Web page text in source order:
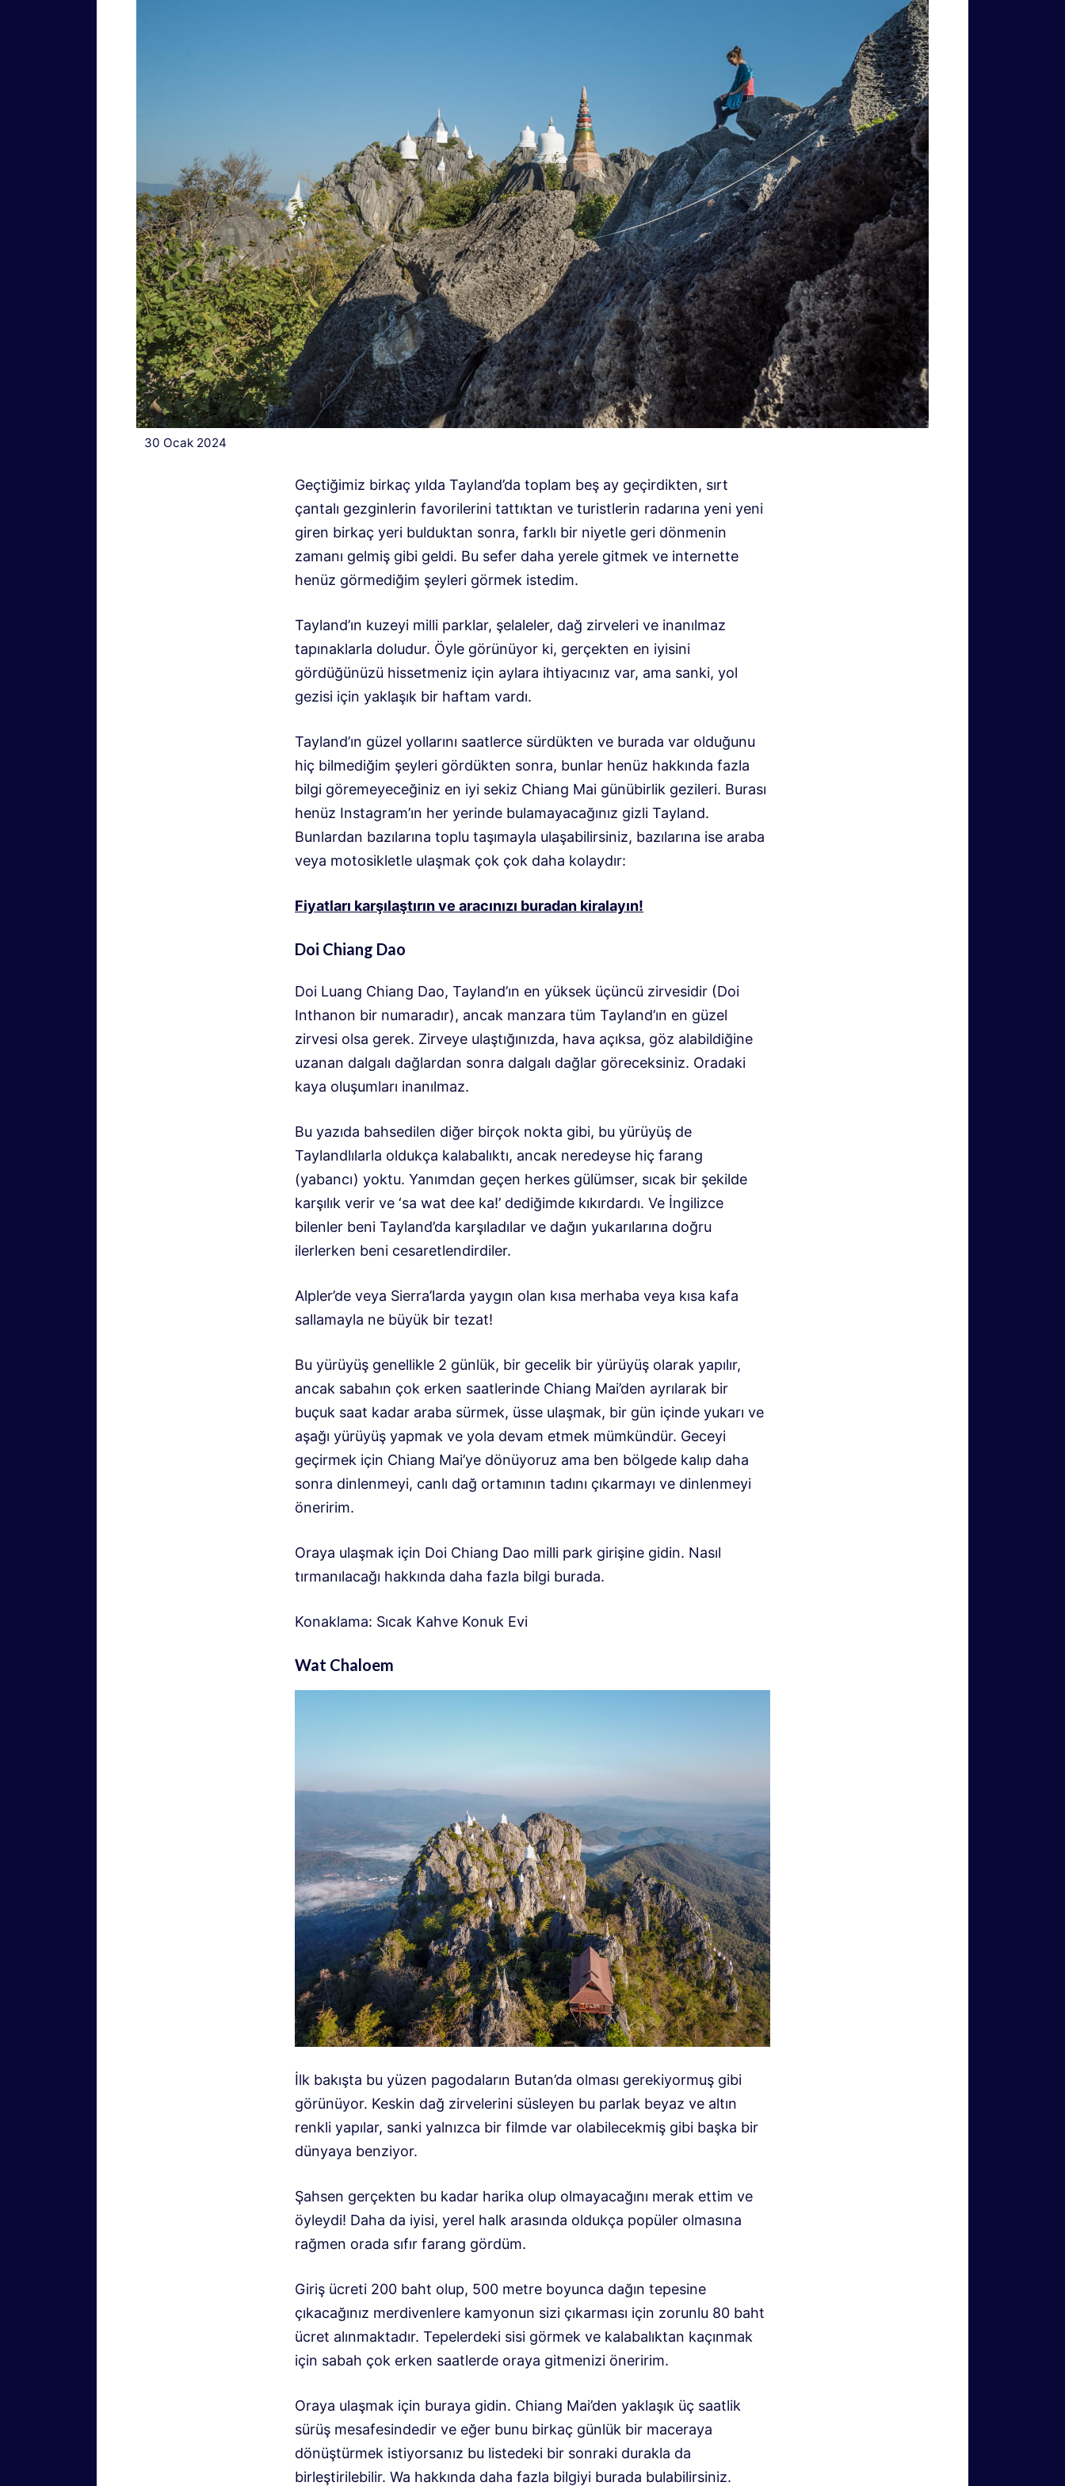
30 Ocak 2024
Geçtiğimiz birkaç yılda Tayland’da toplam beş ay geçirdikten, sırt
çantalı gezginlerin favorilerini tattıktan ve turistlerin radarına yeni yeni
giren birkaç yeri bulduktan sonra, farklı bir niyetle geri dönmenin
zamanı gelmiş gibi geldi. Bu sefer daha yerele gitmek ve internette
henüz görmediğim şeyleri görmek istedim.
Tayland’ın kuzeyi milli parklar, şelaleler, dağ zirveleri ve inanılmaz
tapınaklarla doludur. Öyle görünüyor ki, gerçekten en iyisini
gördüğünüzü hissetmeniz için aylara ihtiyacınız var, ama sanki, yol
gezisi için yaklaşık bir haftam vardı.
Tayland’ın güzel yollarını saatlerce sürdükten ve burada var olduğunu
hiç bilmediğim şeyleri gördükten sonra, bunlar henüz hakkında fazla
bilgi göremeyeceğiniz en iyi sekiz Chiang Mai günübirlik gezileri. Burası
henüz Instagram’ın her yerinde bulamayacağınız gizli Tayland.
Bunlardan bazılarına toplu taşımayla ulaşabilirsiniz, bazılarına ise araba
veya motosikletle ulaşmak çok çok daha kolaydır:
Fiyatları karşılaştırın ve aracınızı buradan kiralayın!
Doi Chiang Dao
Doi Luang Chiang Dao, Tayland’ın en yüksek üçüncü zirvesidir (Doi
Inthanon bir numaradır), ancak manzara tüm Tayland’ın en güzel
zirvesi olsa gerek. Zirveye ulaştığınızda, hava açıksa, göz alabildiğine
uzanan dalgalı dağlardan sonra dalgalı dağlar göreceksiniz. Oradaki
kaya oluşumları inanılmaz.
Bu yazıda bahsedilen diğer birçok nokta gibi, bu yürüyüş de
Taylandlılarla oldukça kalabalıktı, ancak neredeyse hiç farang
(yabancı) yoktu. Yanımdan geçen herkes gülümser, sıcak bir şekilde
karşılık verir ve ‘sa wat dee ka!’ dediğimde kıkırdardı. Ve İngilizce
bilenler beni Tayland’da karşıladılar ve dağın yukarılarına doğru
ilerlerken beni cesaretlendirdiler.
Alpler’de veya Sierra’larda yaygın olan kısa merhaba veya kısa kafa
sallamayla ne büyük bir tezat!
Bu yürüyüş genellikle 2 günlük, bir gecelik bir yürüyüş olarak yapılır,
ancak sabahın çok erken saatlerinde Chiang Mai’den ayrılarak bir
buçuk saat kadar araba sürmek, üsse ulaşmak, bir gün içinde yukarı ve
aşağı yürüyüş yapmak ve yola devam etmek mümkündür. Geceyi
geçirmek için Chiang Mai’ye dönüyoruz ama ben bölgede kalıp daha
sonra dinlenmeyi, canlı dağ ortamının tadını çıkarmayı ve dinlenmeyi
öneririm.
Oraya ulaşmak için Doi Chiang Dao milli park girişine gidin. Nasıl
tırmanılacağı hakkında daha fazla bilgi burada.
Konaklama: Sıcak Kahve Konuk Evi
Wat Chaloem
İlk bakışta bu yüzen pagodaların Butan’da olması gerekiyormuş gibi
görünüyor. Keskin dağ zirvelerini süsleyen bu parlak beyaz ve altın
renkli yapılar, sanki yalnızca bir filmde var olabilecekmiş gibi başka bir
dünyaya benziyor.
Şahsen gerçekten bu kadar harika olup olmayacağını merak ettim ve
öyleydi! Daha da iyisi, yerel halk arasında oldukça popüler olmasına
rağmen orada sıfır farang gördüm.
Giriş ücreti 200 baht olup, 500 metre boyunca dağın tepesine
çıkacağınız merdivenlere kamyonun sizi çıkarması için zorunlu 80 baht
ücret alınmaktadır. Tepelerdeki sisi görmek ve kalabalıktan kaçınmak
için sabah çok erken saatlerde oraya gitmenizi öneririm.
Oraya ulaşmak için buraya gidin. Chiang Mai’den yaklaşık üç saatlik
sürüş mesafesindedir ve eğer bunu birkaç günlük bir maceraya
dönüştürmek istiyorsanız bu listedeki bir sonraki durakla da
birleştirilebilir. Wa hakkında daha fazla bilgiyi burada bulabilirsiniz.